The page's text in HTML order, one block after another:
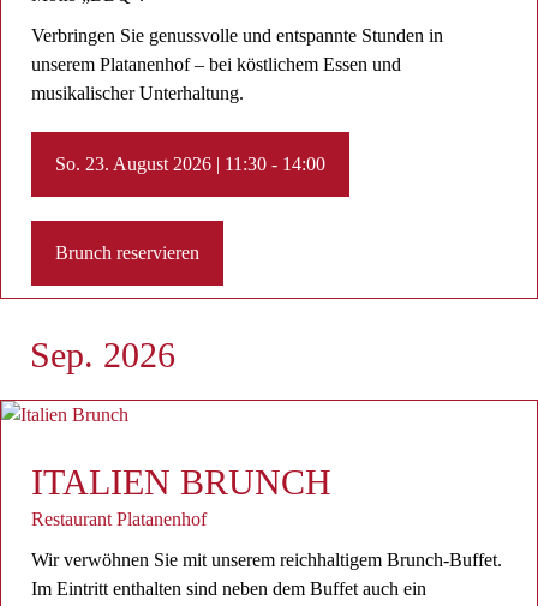
Verbringen Sie genussvolle und entspannte Stunden in
unserem Platanenhof – bei köstlichem Essen und
musikalischer Unterhaltung.
So. 23. August 2026 | 11:30 - 14:00
Brunch reservieren
Sep. 2026
ITALIEN BRUNCH
Restaurant Platanenhof
Wir verwöhnen Sie mit unserem reichhaltigem Brunch-Buffet.
Im Eintritt enthalten sind neben dem Buffet auch ein